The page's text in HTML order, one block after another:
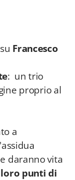
Francesco
: un trio
proprio al
a
daranno vita
punti di